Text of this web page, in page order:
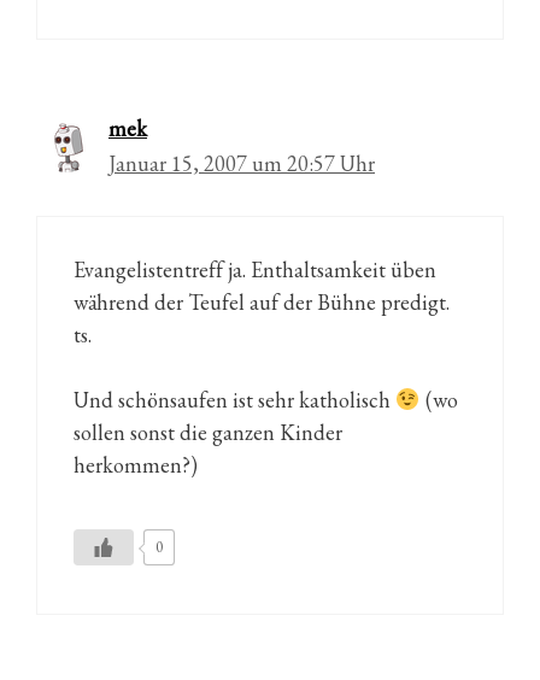
mek
Januar 15, 2007 um 20:57 Uhr
Evangelistentreff ja. Enthaltsamkeit üben
während der Teufel auf der Bühne predigt.
ts.
Und schönsaufen ist sehr katholisch
(wo
sollen sonst die ganzen Kinder
herkommen?)
0